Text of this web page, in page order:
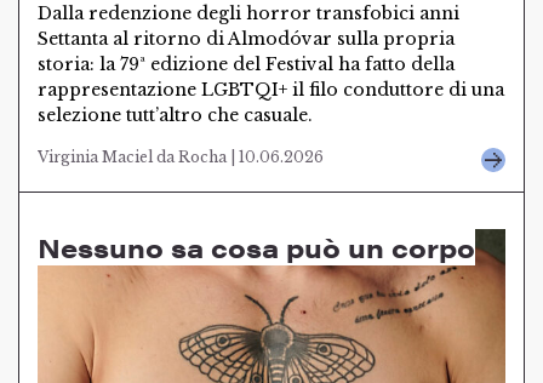
Dalla redenzione degli horror transfobici anni
Settanta al ritorno di Almodóvar sulla propria
storia: la 79ª edizione del Festival ha fatto della
rappresentazione LGBTQI+ il filo conduttore di una
selezione tutt’altro che casuale.
Virginia Maciel da Rocha | 10.06.2026
Nessuno sa cosa può un corpo